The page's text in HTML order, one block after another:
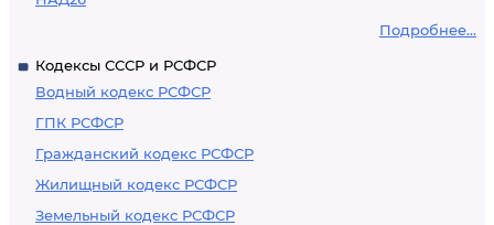
Подробнее...
Кодексы СССР и РСФСР
Водный кодекс РСФСР
ГПК РСФСР
Гражданский кодекс РСФСР
Жилищный кодекс РСФСР
Земельный кодекс РСФСР